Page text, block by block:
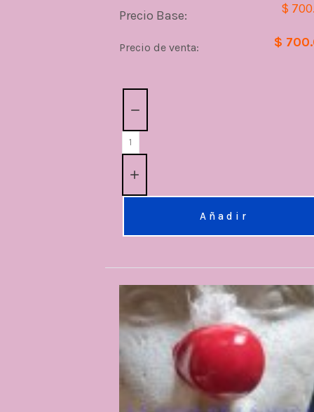
Precio Base: $
Precio de venta: $
Añadir